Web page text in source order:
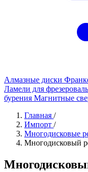
Алмазные диски
Ламели для
бурения Магнитные
Главная /
Импорт /
Многодисковые
Многодисковый